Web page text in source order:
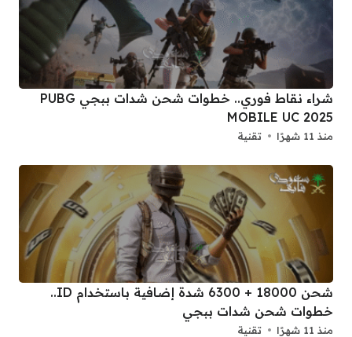
شراء نقاط فوري.. خطوات شحن شدات ببجي PUBG
MOBILE UC 2025
منذ 11 شهرًا تقنية
شحن 18000 + 6300 شدة إضافية باستخدام ID..
خطوات شحن شدات ببجي
منذ 11 شهرًا تقنية